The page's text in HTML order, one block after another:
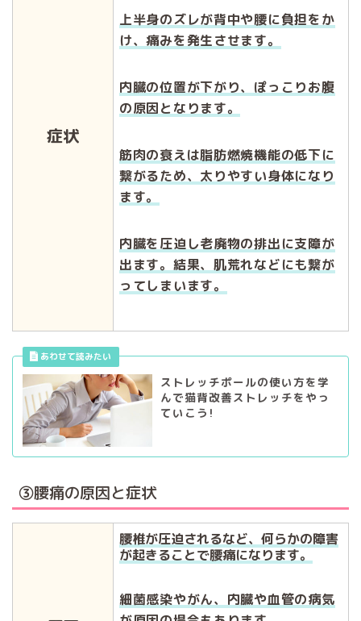
症状
上半身のズレが背中や腰に負担をか
け、痛みを発生させます。
内臓の位置が下がり、 ぽっこりお腹
の原因となります。
筋肉の衰えは脂肪燃焼機能の低下に
繋がるため、太りやすい身体になり
ます。
内臓を圧迫し老廃物の排出に支障が
出ます。結果、肌荒れなどにも繋が
ってしまいます。
ストレッチポールの使い方を学
んで猫背改善ストレッチをやっ
ていこう!
③腰痛の原因と症状
腰椎が圧迫されるなど、何らかの障害
が起きることで腰痛になります。
細菌感染やがん、内臓や血管の病気